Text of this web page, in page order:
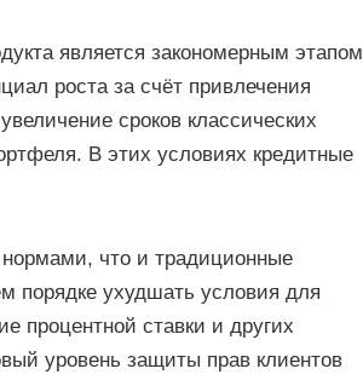
является закономерным этапом
роста за счёт привлечения
сроков классических
В этих условиях кредитные
что и традиционные
порядке ухудшать условия для
процентной ставки и других
уровень защиты прав клиентов